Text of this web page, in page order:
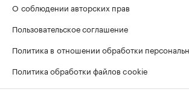
О соблюдении авторских прав
Пользовательское соглашение
Политика в отношении обработки
Политика обработки файлов cookie